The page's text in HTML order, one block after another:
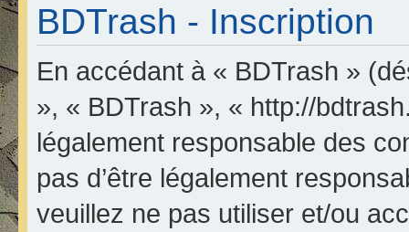
BDTrash - Inscription
En accédant à « BDTrash »
», « BDTrash », « http://
légalement responsable des
pas d’être légalement
veuillez ne pas utiliser et/ou